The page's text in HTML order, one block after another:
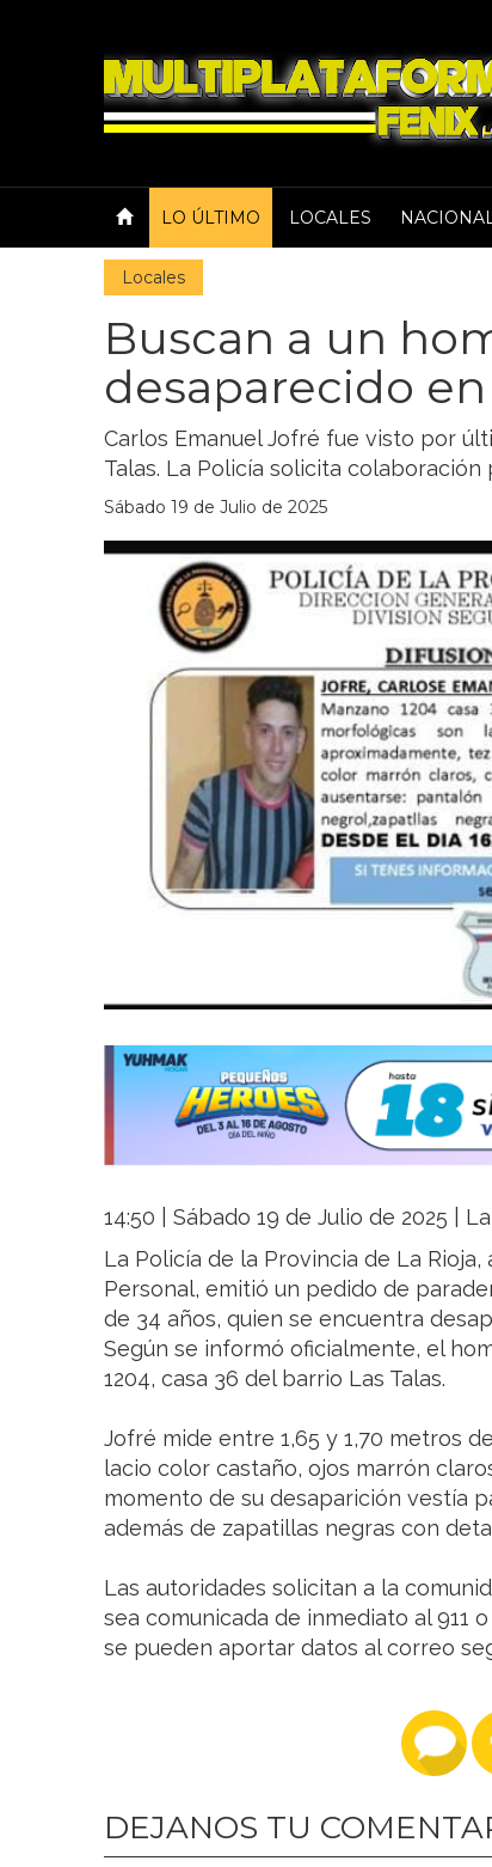
LO ÚLTIMO LOCALES
Locales
Buscan a un
desaparecido en
Carlos Emanuel Jofré fue visto por
Talas. La Policía solicita
Sábado 19 de Julio de 2025
14:50 | Sábado 19 de Julio de 2025 |
La Policía de la Provincia de La
Personal, emitió un pedido de
de 34 años, quien se encuentra
Según se informó oficialmente, el
1204, casa 36 del barrio Las Talas.
Jofré mide entre 1,65 y 1,70 metros
lacio color castaño, ojos marrón
momento de su desaparición vestía
además de zapatillas negras con
Las autoridades solicitan a la
sea comunicada de inmediato al 911
se pueden aportar datos al correo
DEJANOS TU